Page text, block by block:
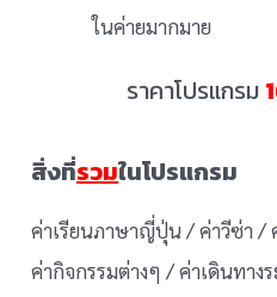
ในค่ายมากมาย
ราคาโปรแกรม
สิ่งที่รวมในโปรแกรม
ค่าเรียนภาษาญี่ปุ่น / ค่าวีซ่า /
ค่ากิจกรรมต่างๆ / ค่าเดินทาง